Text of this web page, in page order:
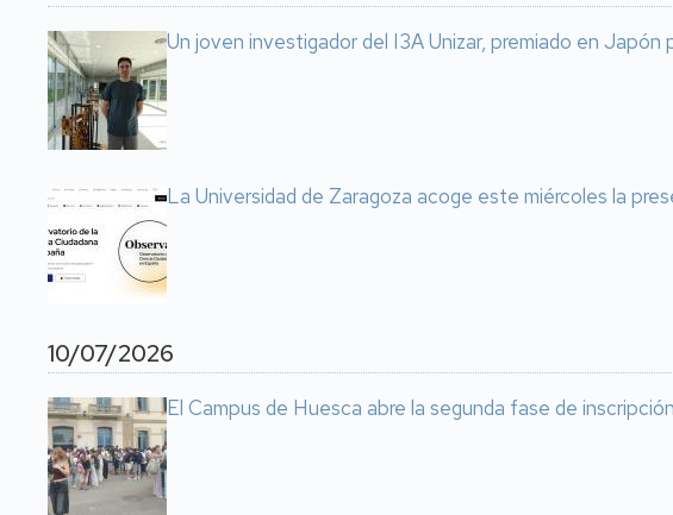
Un joven investigador del I3A Unizar, premiado en
La Universidad de Zaragoza acoge este miércoles la
10/07/2026
El Campus de Huesca abre la segunda fase de